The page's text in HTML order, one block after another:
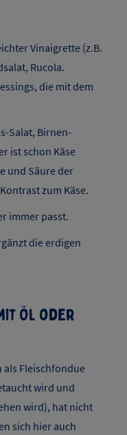
Vinaigrette (z.B.
Rucola.
die mit dem
Salat, Birnen-
ist schon Käse
und Säure der
zum Käse.
immer passt.
die erdigen
Öl oder
als Fleischfondue
wird und
wird), hat nicht
sich hier auch